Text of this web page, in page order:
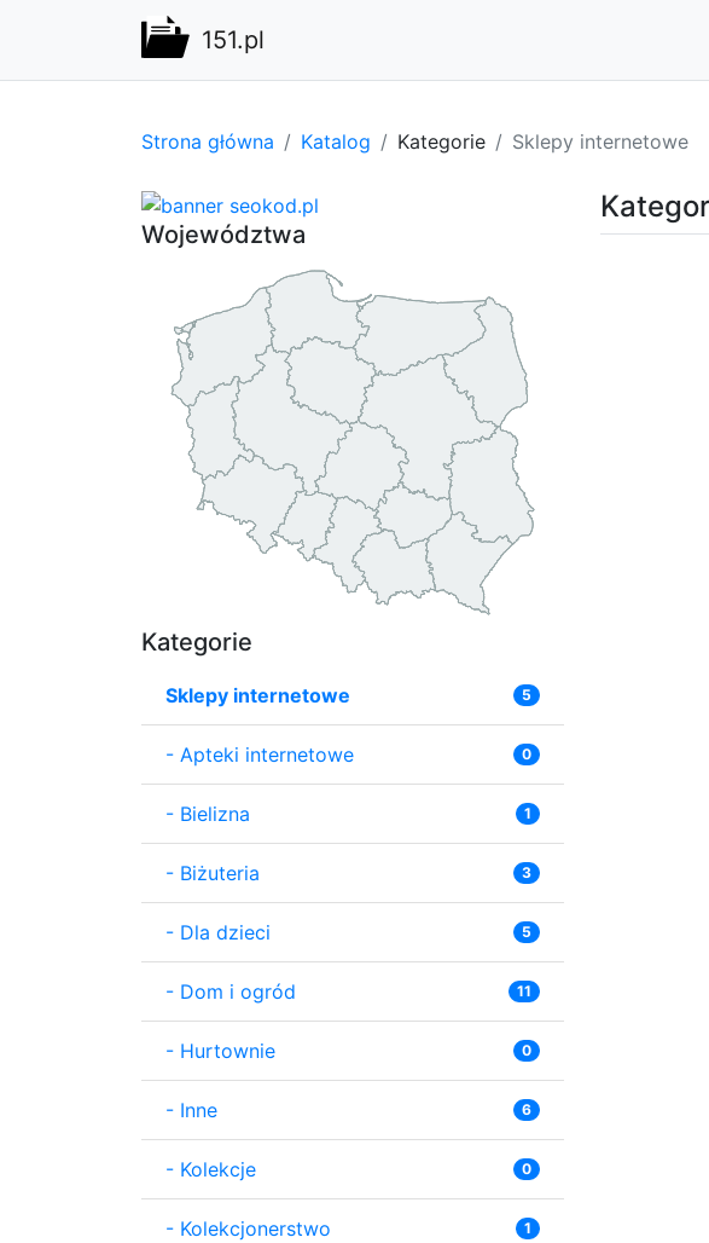
151.pl
Strona główna Katalog Kategorie Sklepy internetowe
Województwa
Kategorie
Sklepy internetowe 5
- Apteki internetowe 0
- Bielizna 1
- Biżuteria 3
- Dla dzieci 5
- Dom i ogród 11
- Hurtownie 0
- Inne 6
- Kolekcje 0
- Kolekcjonerstwo 1